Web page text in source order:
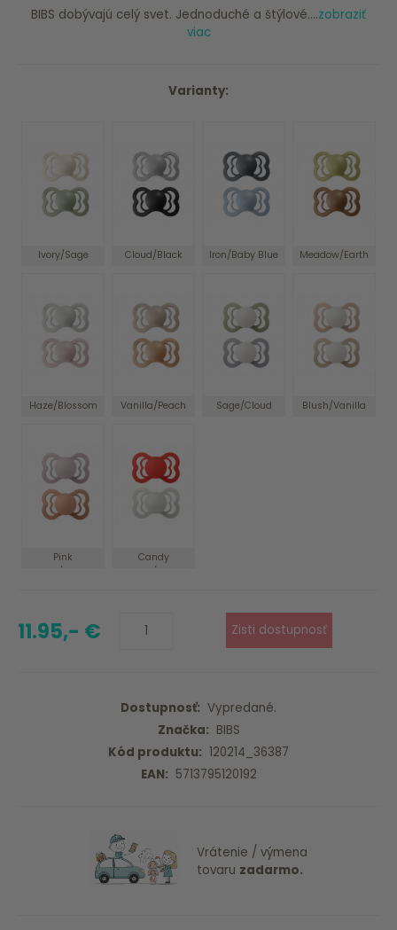
BIBS dobývajú celý svet. Jednoduché a štýlové....zobraziť
viac
Varianty:
Ivory/Sage Cloud/Black Iron/Baby Blue Meadow/Earth
Haze/Blossom Vanilla/Peach Sage/Cloud Blush/Vanilla
Pink
Plum/Peach
Candy
Apple/Haze
11.95,- €
Dostupnosť: Vypredané.
Značka: BIBS
Kód produktu: 120214_36387
EAN: 5713795120192
Vrátenie / výmena
tovaru zadarmo.